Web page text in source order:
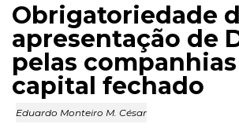
Obrigatoriedade
apresentação de
pelas
capital fechado
Eduardo Monteiro M. César